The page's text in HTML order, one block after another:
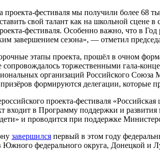
фестиваля мы получили более 68
свой талант как на школьной сцене
фестиваля. Особенно важно, что в
завершением сезона», — отметил
этапы проекта, прошёл в очном
сопровождалось торжественными гала-
организаций Российского
формируются делегации, которые
проекта-фестиваля
в Программу поддержки и развития
и проводится при поддержке
завершился первый в этом году
Южного федерального округа, Донецкой